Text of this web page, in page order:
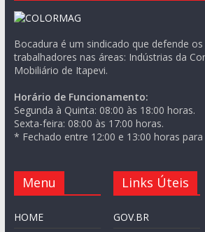
Bocadura é um sindicado que defende
trabalhadores nas áreas: Indústrias da
Mobiliário de Itapevi.
Horário de Funcionamento:
Segunda à Quinta: 08:00 às 18:00 horas.
Sexta-feira: 08:00 às 17:00 horas.
* Fechado entre 12:00 e 13:00 horas
Menu
HOME
Links Úteis
GOV.BR